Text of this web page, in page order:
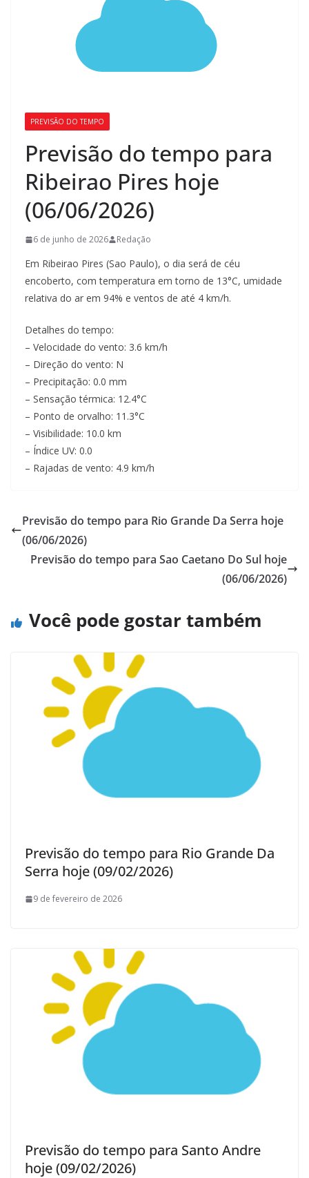
PREVISÃO DO TEMPO
Previsão do tempo para
Ribeirao Pires hoje
(06/06/2026)
6 de junho de 2026 Redação
Em Ribeirao Pires (Sao Paulo), o dia será de céu
encoberto, com temperatura em torno de 13°C, umidade
relativa do ar em 94% e ventos de até 4 km/h.
Detalhes do tempo:
– Velocidade do vento: 3.6 km/h
– Direção do vento: N
– Precipitação: 0.0 mm
– Sensação térmica: 12.4°C
– Ponto de orvalho: 11.3°C
– Visibilidade: 10.0 km
– Índice UV: 0.0
– Rajadas de vento: 4.9 km/h
Previsão do tempo para Rio Grande Da Serra hoje
(06/06/2026)
Previsão do tempo para Sao Caetano Do Sul hoje
(06/06/2026)
Você pode gostar também
Previsão do tempo para Rio Grande Da
Serra hoje (09/02/2026)
9 de fevereiro de 2026
Previsão do tempo para Santo Andre
hoje (09/02/2026)